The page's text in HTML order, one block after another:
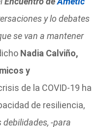
y lo debates
se van a mantener
Nadia Calviño,
y
de la COVID-19 ha
de resiliencia,
-para